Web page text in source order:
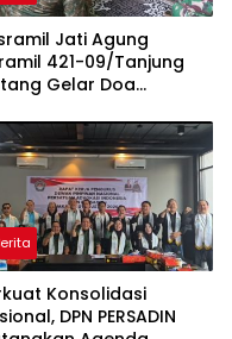
Jati Agung
421-09/Tanjung
Gelar Doa
XXI/Radin Inten
Konsolidasi
DPN PERSADIN